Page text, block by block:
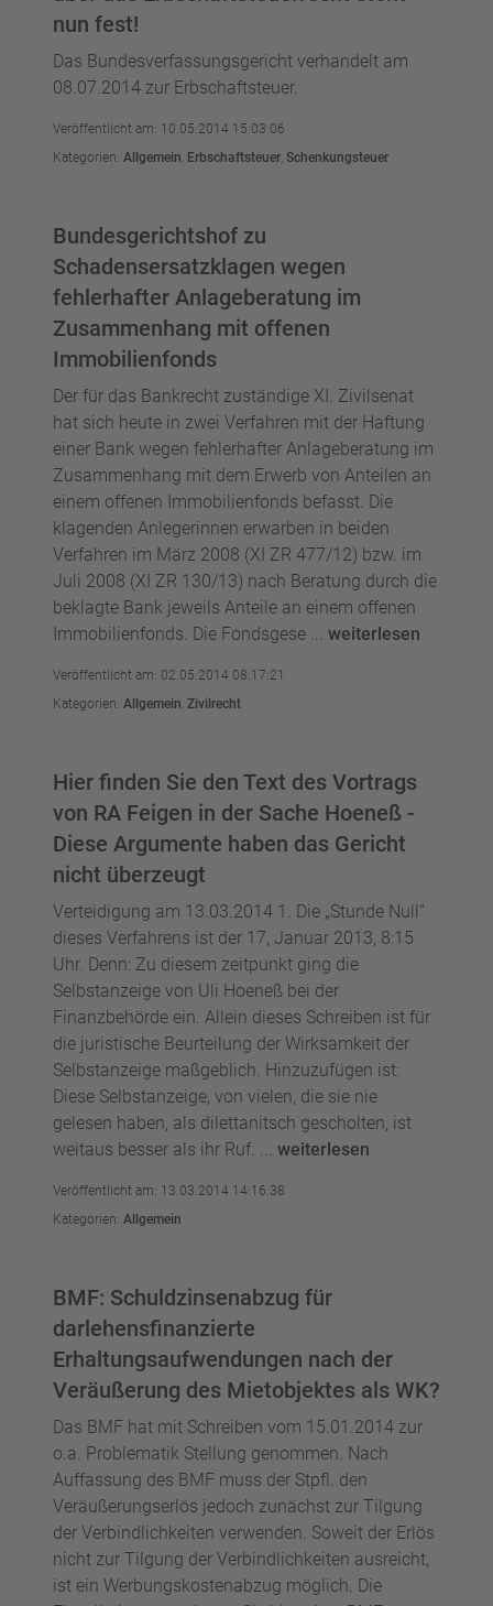
nun fest!
Das Bundesverfassungsgericht verhandelt am
08.07.2014 zur Erbschaftsteuer.
Veröffentlicht am: 10.05.2014 15:03:06
Kategorien: Allgemein, Erbschaftsteuer, Schenkungsteuer
Bundesgerichtshof zu
Schadensersatzklagen wegen
fehlerhafter Anlageberatung im
Zusammenhang mit offenen
Immobilienfonds
Der für das Bankrecht zuständige XI. Zivilsenat
hat sich heute in zwei Verfahren mit der Haftung
einer Bank wegen fehlerhafter Anlageberatung im
Zusammenhang mit dem Erwerb von Anteilen an
einem offenen Immobilienfonds befasst. Die
klagenden Anlegerinnen erwarben in beiden
Verfahren im März 2008 (XI ZR 477/12) bzw. im
Juli 2008 (XI ZR 130/13) nach Beratung durch die
beklagte Bank jeweils Anteile an einem offenen
Immobilienfonds. Die Fondsgese ... weiterlesen
Veröffentlicht am: 02.05.2014 08:17:21
Kategorien: Allgemein, Zivilrecht
Hier finden Sie den Text des Vortrags
von RA Feigen in der Sache Hoeneß -
Diese Argumente haben das Gericht
nicht überzeugt
Verteidigung am 13.03.2014 1. Die „Stunde Null“
dieses Verfahrens ist der 17, Januar 2013, 8:15
Uhr. Denn: Zu diesem zeitpunkt ging die
Selbstanzeige von Uli Hoeneß bei der
Finanzbehörde ein. Allein dieses Schreiben ist für
die juristische Beurteilung der Wirksamkeit der
Selbstanzeige maßgeblich. Hinzuzufügen ist:
Diese Selbstanzeige, von vielen, die sie nie
gelesen haben, als dilettanitsch gescholten, ist
weitaus besser als ihr Ruf. ... weiterlesen
Veröffentlicht am: 13.03.2014 14:16:38
Kategorien: Allgemein
BMF: Schuldzinsenabzug für
darlehensfinanzierte
Erhaltungsaufwendungen nach der
Veräußerung des Mietobjektes als WK?
Das BMF hat mit Schreiben vom 15.01.2014 zur
o.a. Problematik Stellung genommen. Nach
Auffassung des BMF muss der Stpfl. den
Veräußerungserlös jedoch zunächst zur Tilgung
der Verbindlichkeiten verwenden. Soweit der Erlös
nicht zur Tilgung der Verbindlichkeiten ausreicht,
ist ein Werbungskostenabzug möglich. Die